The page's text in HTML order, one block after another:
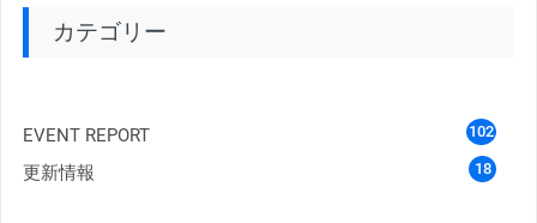
カテゴリー
EVENT REPORT 102
更新情報 18